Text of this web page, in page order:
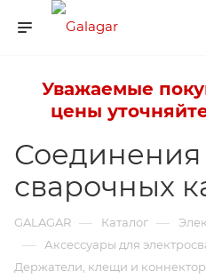
Уважаемые
цены
Соединения
сварочных
GALAGAR — Каталог —
— Аксессуары для
Держатели, клещи и